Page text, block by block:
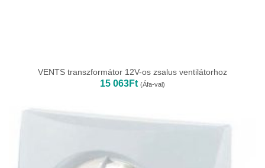
VENTS transzformátor 12V-os zsalus ventilátorhoz
15 063Ft (Áfa-val)